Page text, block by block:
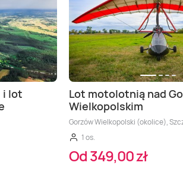
i lot
Lot motolotnią nad
Wielkopolskim
Gorzów Wielkopolski (okolice),
1 os.
Od 349,00 zł